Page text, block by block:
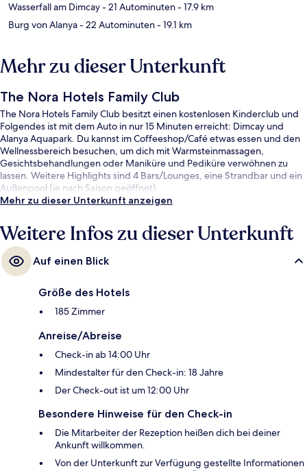
Wasserfall am Dimcay- 21 Autominuten- 17.9 km
Burg von Alanya- 22 Autominuten- 19.1 km
Mehr zu dieser Unterkunft
The Nora Hotels Family Club
The Nora Hotels Family Club besitzt einen kostenlosen Kinderclub und
Folgendes ist mit dem Auto in nur 15 Minuten erreicht: Dimcay und
Alanya Aquapark. Du kannst im Coffeeshop/Café etwas essen und den
Wellnessbereich besuchen, um dich mit Warmsteinmassagen,
Gesichtsbehandlungen oder Maniküre und Pediküre verwöhnen zu
lassen. Weitere Highlights sind 4 Bars/Lounges, eine Strandbar und ein
Außenpool (je nach Saison geöffnet).
Mehr zu dieser Unterkunft anzeigen
Weitere Infos zu dieser Unterkunft
Auf einen Blick
Größe des Hotels
185 Zimmer
Anreise/Abreise
Check-in ab 14:00 Uhr
Mindestalter für den Check-in: 18 Jahre
Der Check-out ist um 12:00 Uhr
Besondere Hinweise für den Check-in
Die Mitarbeiter der Rezeption heißen dich bei deiner
Ankunft willkommen.
Von der Unterkunft zur Verfügung gestellte Informationen